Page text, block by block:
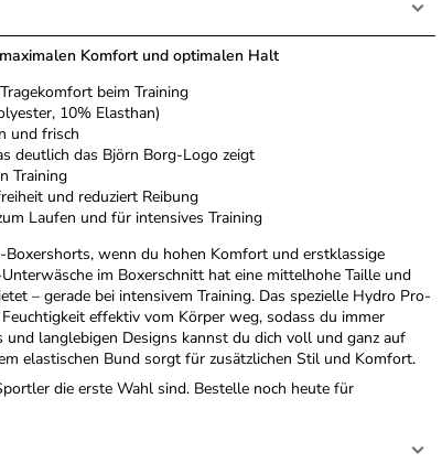
Komfort und optimalen Halt
beim Training
10% Elasthan)
und frisch
deutlich das Björn Borg-Logo zeigt
Training
und reduziert Reibung
Laufen und für intensives Training
wenn du hohen Komfort und erstklassige
im Boxerschnitt hat eine mittelhohe Taille und
– gerade bei intensivem Training. Das spezielle Hydro Pro-
effektiv vom Körper weg, sodass du immer
langlebigen Designs kannst du dich voll und ganz auf
elastischen Bund sorgt für zusätzlichen Stil und Komfort.
die erste Wahl sind. Bestelle noch heute für